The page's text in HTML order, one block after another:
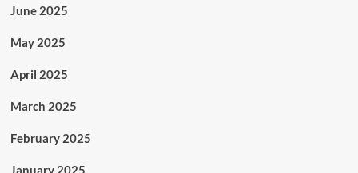
June 2025
May 2025
April 2025
March 2025
February 2025
January 2025